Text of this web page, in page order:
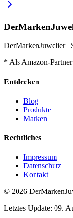
DerMarkenJuwelier |
* Als Amazon-
Entdecken
Blog
Produkte
Marken
Rechtliches
Impressum
Datenschutz
Kontakt
© 2026
Letztes Update: 09.